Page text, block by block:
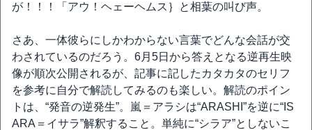
が！！！「アウ！ヘェーヘムス｝と相葉の叫び声。
さあ、一体彼らにしかわからない言葉でどんな会話が交
わされているのだろう。6月5日から答えとなる逆再生映
像が順次公開されるが、記事に記したカタカタのセリフ
を参考に自分で解読してみるのも楽しい。解読のポイン
トは、“発音の逆発生”。嵐＝アラシは“ARASHI”を逆に“IS
ARA＝イサラ”解釈すること。単純に“シラア”としないこ